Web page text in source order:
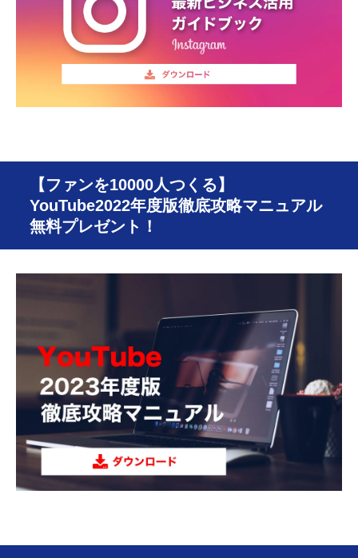
【ファンを10000人つくる】
YouTube2022年度版徹底攻略マニュアル
無料プレゼント！